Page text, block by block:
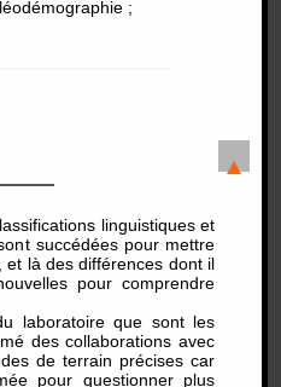
;
linguistiques et
succédées pour mettre
là des différences dont il
pour comprendre
laboratoire que sont les
des collaborations avec
de terrain précises car
pour questionner plus